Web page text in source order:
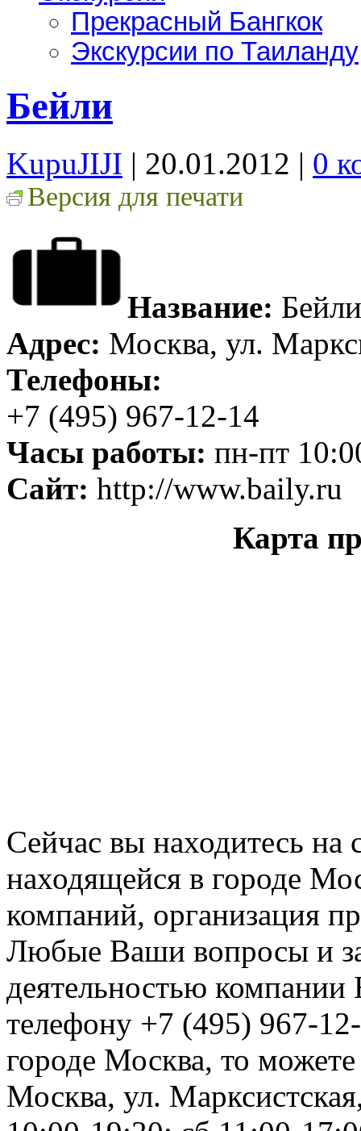
Прекрасный Бангкок
Экскурсии по Таиланду
Бейли
KupuJIJI | 20.01.2012 | 0
Версия для печати
Название: Бейли
Адрес: Москва, ул.
Телефоны:
+7 (495) 967-12-14
Часы работы: пн-пт
Сайт: http://www.baily.ru
Карта
Сейчас вы находитесь на
находящейся в городе
компаний, организация
Любые Ваши вопросы и
деятельностью
телефону +7 (495) 967-
городе Москва, то
Москва, ул.